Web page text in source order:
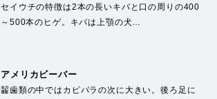
セイウチの特徴は2本の長いキバと口の周りの400
～500本のヒゲ。キバは上顎の犬…
アメリカビーバー
齧歯類の中ではカピバラの次に大きい。後ろ足に